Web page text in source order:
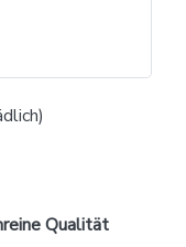
Qualität